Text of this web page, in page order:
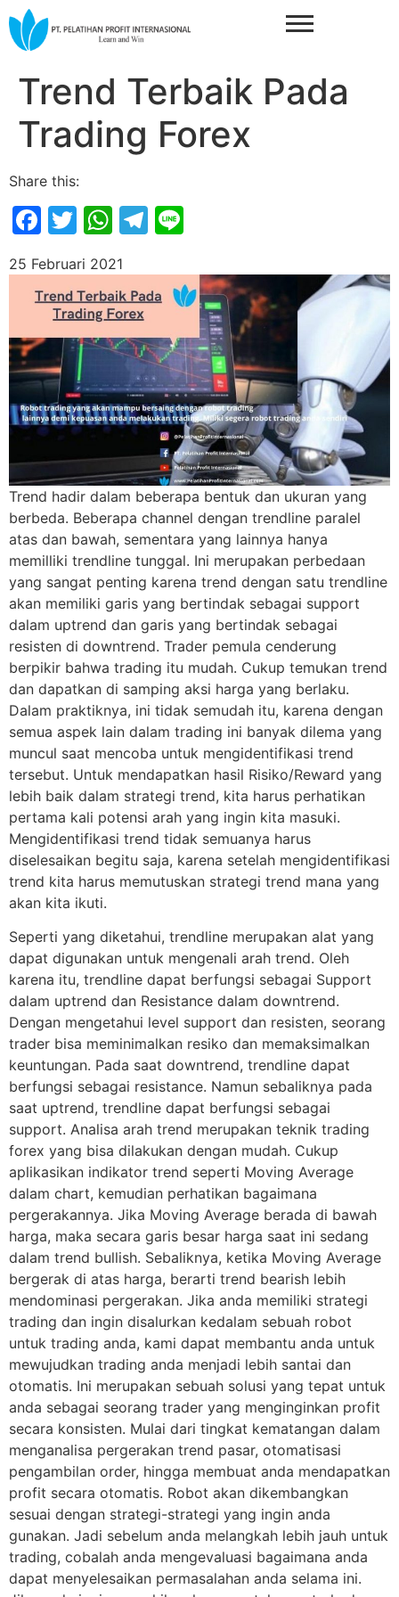
Trend Terbaik Pada
Trading Forex
Share this:
Facebook
Twitter
WhatsApp
Telegram
25 Februari 2021
Trend hadir dalam beberapa bentuk dan ukuran yang
berbeda. Beberapa channel dengan trendline paralel
atas dan bawah, sementara yang lainnya hanya
memilliki trendline tunggal. Ini merupakan perbedaan
yang sangat penting karena trend dengan satu trendline
akan memiliki garis yang bertindak sebagai support
dalam uptrend dan garis yang bertindak sebagai
resisten di downtrend. Trader pemula cenderung
berpikir bahwa trading itu mudah. Cukup temukan trend
dan dapatkan di samping aksi harga yang berlaku.
Dalam praktiknya, ini tidak semudah itu, karena dengan
semua aspek lain dalam trading ini banyak dilema yang
muncul saat mencoba untuk mengidentifikasi trend
tersebut. Untuk mendapatkan hasil Risiko/Reward yang
lebih baik dalam strategi trend, kita harus perhatikan
pertama kali potensi arah yang ingin kita masuki.
Mengidentifikasi trend tidak semuanya harus
diselesaikan begitu saja, karena setelah mengidentifikasi
trend kita harus memutuskan strategi trend mana yang
akan kita ikuti.
Seperti yang diketahui, trendline merupakan alat yang
dapat digunakan untuk mengenali arah trend. Oleh
karena itu, trendline dapat berfungsi sebagai Support
dalam uptrend dan Resistance dalam downtrend.
Dengan mengetahui level support dan resisten, seorang
trader bisa meminimalkan resiko dan memaksimalkan
keuntungan. Pada saat downtrend, trendline dapat
berfungsi sebagai resistance. Namun sebaliknya pada
saat uptrend, trendline dapat berfungsi sebagai
support. Analisa arah trend merupakan teknik trading
forex yang bisa dilakukan dengan mudah. Cukup
aplikasikan indikator trend seperti Moving Average
dalam chart, kemudian perhatikan bagaimana
pergerakannya. Jika Moving Average berada di bawah
harga, maka secara garis besar harga saat ini sedang
dalam trend bullish. Sebaliknya, ketika Moving Average
bergerak di atas harga, berarti trend bearish lebih
mendominasi pergerakan. Jika anda memiliki strategi
trading dan ingin disalurkan kedalam sebuah robot
untuk trading anda, kami dapat membantu anda untuk
mewujudkan trading anda menjadi lebih santai dan
otomatis. Ini merupakan sebuah solusi yang tepat untuk
anda sebagai seorang trader yang menginginkan profit
secara konsisten. Mulai dari tingkat kematangan dalam
menganalisa pergerakan trend pasar, otomatisasi
pengambilan order, hingga membuat anda mendapatkan
profit secara otomatis. Robot akan dikembangkan
sesuai dengan strategi-strategi yang ingin anda
gunakan. Jadi sebelum anda melangkah lebih jauh untuk
trading, cobalah anda mengevaluasi bagaimana anda
dapat menyelesaikan permasalahan anda selama ini.